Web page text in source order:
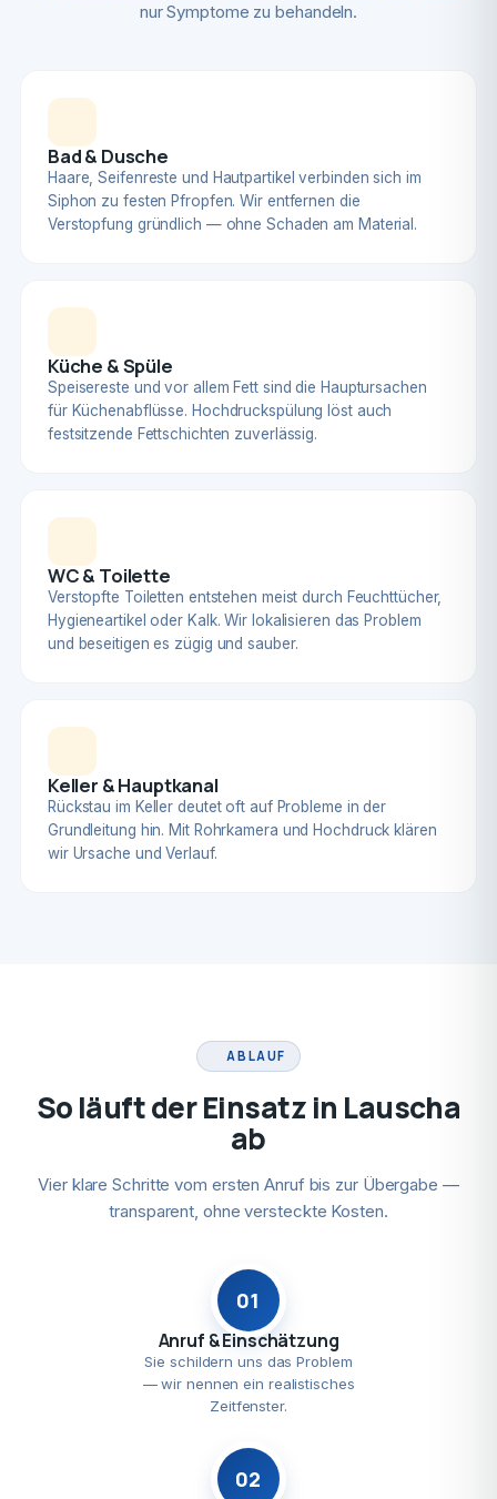
nur Symptome zu behandeln.
Bad & Dusche
Haare, Seifenreste und Hautpartikel verbinden sich im
Siphon zu festen Pfropfen. Wir entfernen die
Verstopfung gründlich — ohne Schaden am Material.
Küche & Spüle
Speisereste und vor allem Fett sind die Hauptursachen
für Küchenabflüsse. Hochdruckspülung löst auch
festsitzende Fettschichten zuverlässig.
WC & Toilette
Verstopfte Toiletten entstehen meist durch Feuchttücher,
Hygieneartikel oder Kalk. Wir lokalisieren das Problem
und beseitigen es zügig und sauber.
Keller & Hauptkanal
Rückstau im Keller deutet oft auf Probleme in der
Grundleitung hin. Mit Rohrkamera und Hochdruck klären
wir Ursache und Verlauf.
ABLAUF
So läuft der Einsatz in Lauscha
ab
Vier klare Schritte vom ersten Anruf bis zur Übergabe —
transparent, ohne versteckte Kosten.
01
Anruf & Einschätzung
Sie schildern uns das Problem
— wir nennen ein realistisches
Zeitfenster.
02